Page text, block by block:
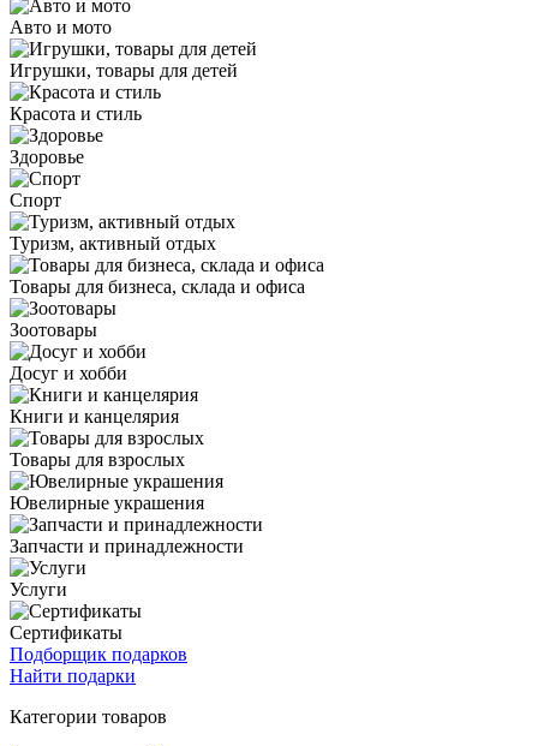
Авто и мото
Игрушки, товары для детей
Красота и стиль
Здоровье
Спорт
Туризм, активный отдых
Товары для бизнеса, склада и офиса
Зоотовары
Досуг и хобби
Книги и канцелярия
Товары для взрослых
Ювелирные украшения
Запчасти и принадлежности
Услуги
Сертификаты
Подборщик подарков
Найти подарки
Категории товаров